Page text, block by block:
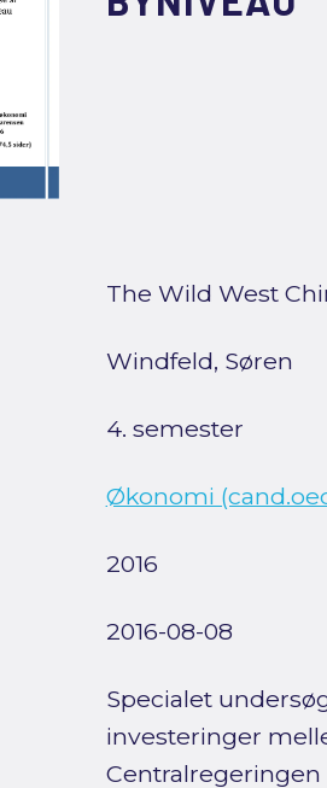
The Wild West
Windfeld, Søren
4. semester
Økonomi
2016
2016-08-08
Specialet
investeringer
Centralregeringen